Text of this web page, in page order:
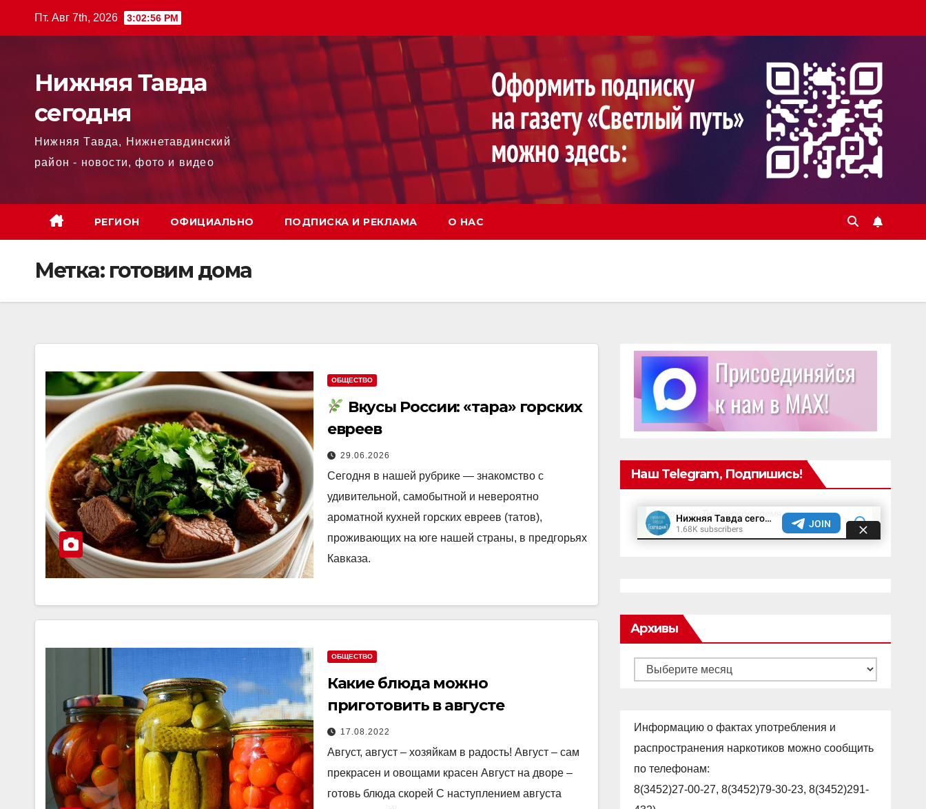
Пт. Авг 7th, 2026 3:02:57 PM
Нижняя Тавда
сегодня
Нижняя Тавда, Нижнетавдинский
район - новости, фото и видео
РЕГИОН ОФИЦИАЛЬНО ПОДПИСКА И РЕКЛАМА О НАС
Метка: готовим дома
ОБЩЕСТВО
Вкусы России: «тара» горских
евреев
29.06.2026
Сегодня в нашей рубрике — знакомство с
удивительной, самобытной и невероятно
ароматной кухней горских евреев (татов),
проживающих на юге нашей страны, в предгорьях
Кавказа.
ОБЩЕСТВО
Какие блюда можно
приготовить в августе
17.08.2022
Август, август – хозяйкам в радость! Август – сам
прекрасен и овощами красен Август на дворе –
готовь блюда скорей С наступлением августа
Наш Telegram, Подпишись!
Архивы
Архивы
Информацию о фактах употребления и
распространения наркотиков можно сообщить
по телефонам:
8(3452)27-00-27, 8(3452)79-30-23, 8(3452)291-